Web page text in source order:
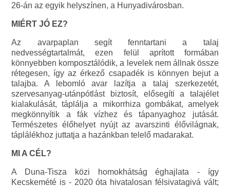
26-án az egyik helyszínen, a Hunyadivárosban.
MIÉRT JÓ EZ?
Az avarpaplan segít fenntartani a talaj
nedvességtartalmát, ezen felül aprított formában
könnyebben komposztálódik, a levelek nem állnak össze
rétegesen, így az érkező csapadék is könnyen bejut a
talajba. A lebomló avar lazítja a talaj szerkezetét,
szervesanyag-utánpótlást biztosít, elősegíti a talajélet
kialakulását, táplálja a mikorrhiza gombákat, amelyek
megkönnyítik a fák vízhez és tápanyaghoz jutását.
Természetes élőhelyet nyújt az avarszinti élővilágnak,
táplálékhoz juttatja a hazánkban telelő madarakat.
MI A CÉL?
A Duna-Tisza közi homokhátság éghajlata - így
Kecskemété is - 2020 óta hivatalosan félsivatagivá vált;